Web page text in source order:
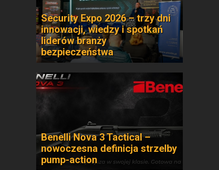
Security Expo 2026 – trzy dni
innowacji, wiedzy i spotkań
liderów branży
bezpieczeństwa
Benelli Nova 3 Tactical –
nowoczesna definicja strzelby
pump-action